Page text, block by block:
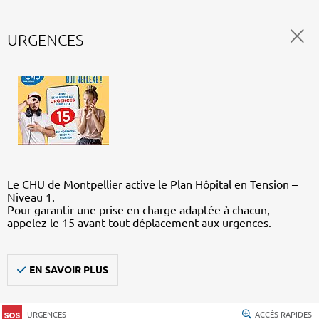
URGENCES
Le CHU de Montpellier active le Plan Hôpital en Tension –
Niveau 1.
Pour garantir une prise en charge adaptée à chacun,
appelez le 15 avant tout déplacement aux urgences.
EN SAVOIR PLUS
URGENCES ACCÈS RAPIDES